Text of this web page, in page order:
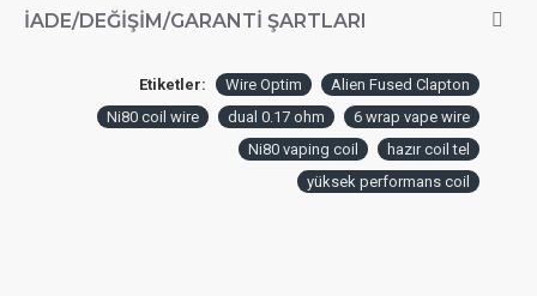
İADE/DEĞIŞIM/GARANTI ŞARTLARI
Etiketler: Wire Optim
Alien Fused Clapton
Ni80 coil wire
dual 0.17 ohm
6 wrap vape wire
Ni80 vaping coil
hazır coil tel
yüksek performans coil